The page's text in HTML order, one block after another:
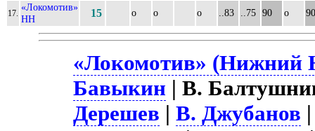
17.
«Локомотив»
НН
15 о о о ..83 ..75 90 о 90
«Локомотив» (Нижний
Бавыкин | В.
Дерешев |В. Джубанов